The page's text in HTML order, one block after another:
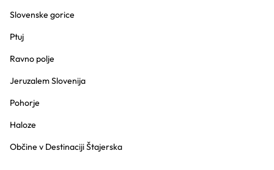
Slovenske gorice
Ptuj
Ravno polje
Jeruzalem Slovenija
Pohorje
Haloze
Občine v Destinaciji Štajerska